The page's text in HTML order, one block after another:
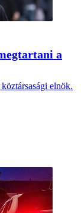
a
elnök.